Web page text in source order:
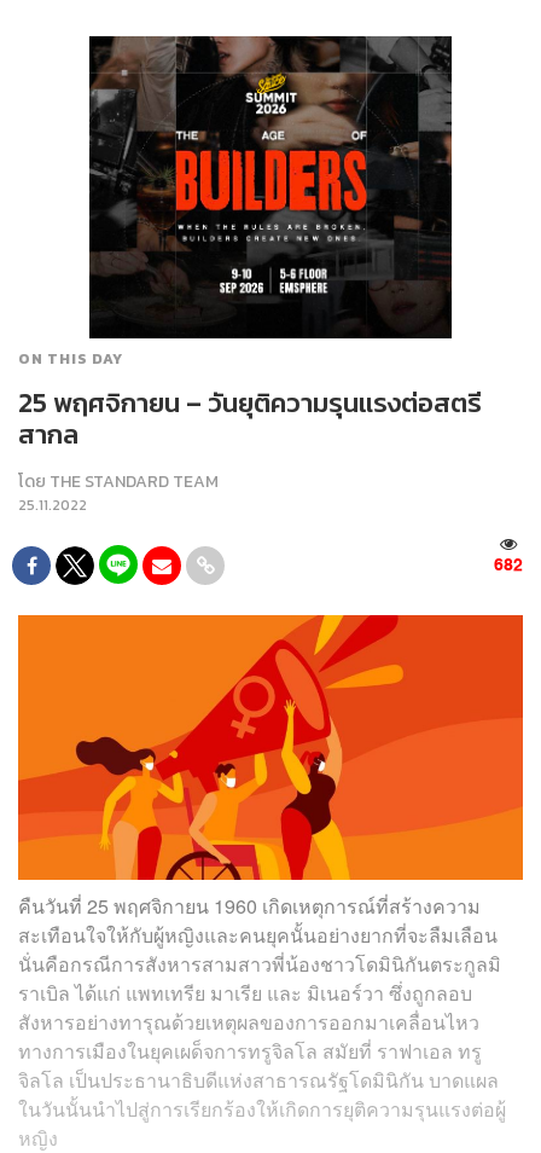
ON THIS DAY
25 พฤศจิกายน – วันยุติความรุนแรงต่อสตรี
สากล
โดย THE STANDARD TEAM
25.11.2022
682
คืนวันที่ 25 พฤศจิกายน 1960 เกิดเหตุการณ์ที่สร้างความ
สะเทือนใจให้กับผู้หญิงและคนยุคนั้นอย่างยากที่จะลืมเลือน
นั่นคือกรณีการสังหารสามสาวพี่น้องชาวโดมินิกันตระกูลมิ
ราเบิล ได้แก่ แพทเทรีย มาเรีย และ มิเนอร์วา ซึ่งถูกลอบ
สังหารอย่างทารุณด้วยเหตุผลของการออกมาเคลื่อนไหว
ทางการเมืองในยุคเผด็จการทรูจิลโล สมัยที่ ราฟาเอล ทรู
จิลโล เป็นประธานาธิบดีแห่งสาธารณรัฐโดมินิกัน บาดแผล
ในวันนั้นนำไปสู่การเรียกร้องให้เกิดการยุติความรุนแรงต่อผู้
หญิง